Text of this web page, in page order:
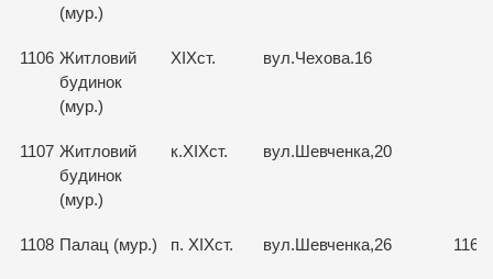
(мур.)
1106 Житловий
будинок
(мур.)
ХІХст. вул.Чехова.16
1107 Житловий
будинок
(мур.)
к.ХІХст. вул.Шевченка,20
1108 Палац (мур.) п. ХІХст. вул.Шевченка,26 1166